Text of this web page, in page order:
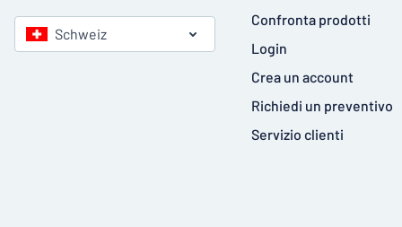
Schweiz
Confronta prodotti
Login
Crea un account
Richiedi un preventivo
Servizio clienti